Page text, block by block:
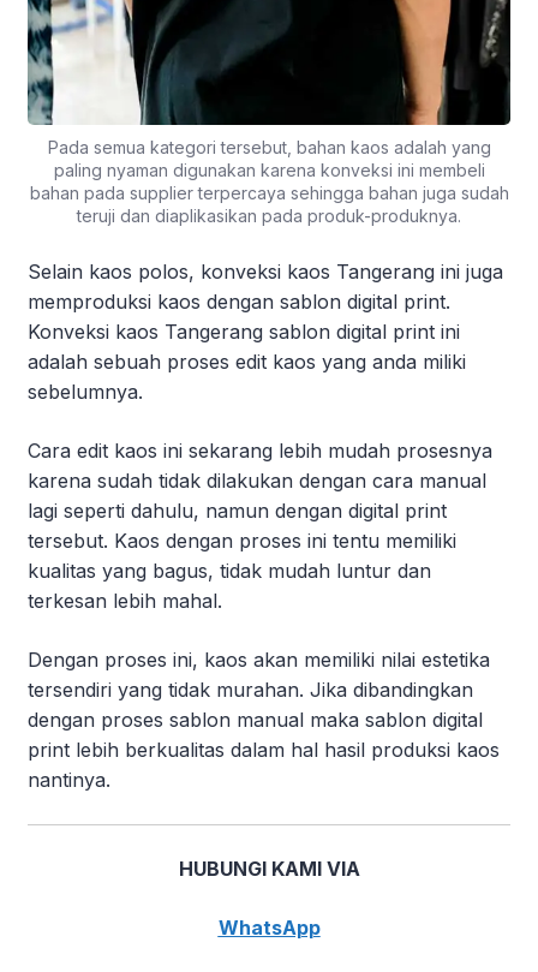
Pada semua kategori tersebut, bahan kaos adalah yang
paling nyaman digunakan karena konveksi ini membeli
bahan pada supplier terpercaya sehingga bahan juga sudah
teruji dan diaplikasikan pada produk-produknya.
Selain kaos polos, konveksi kaos Tangerang ini juga
memproduksi kaos dengan sablon digital print.
Konveksi kaos Tangerang sablon digital print ini
adalah sebuah proses edit kaos yang anda miliki
sebelumnya.
Cara edit kaos ini sekarang lebih mudah prosesnya
karena sudah tidak dilakukan dengan cara manual
lagi seperti dahulu, namun dengan digital print
tersebut. Kaos dengan proses ini tentu memiliki
kualitas yang bagus, tidak mudah luntur dan
terkesan lebih mahal.
Dengan proses ini, kaos akan memiliki nilai estetika
tersendiri yang tidak murahan. Jika dibandingkan
dengan proses sablon manual maka sablon digital
print lebih berkualitas dalam hal hasil produksi kaos
nantinya.
HUBUNGI KAMI VIA
WhatsApp